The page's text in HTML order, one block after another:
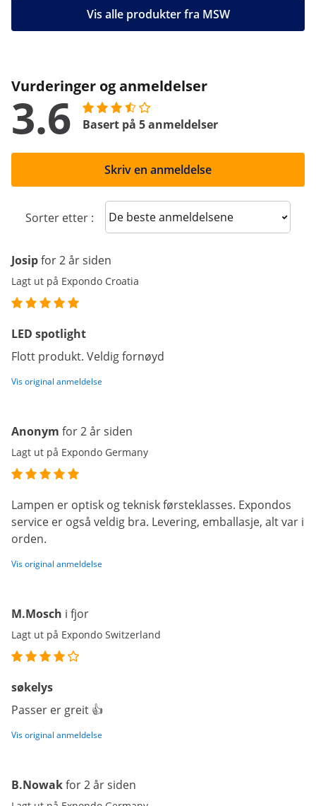
Vis alle produkter fra MSW
Vurderinger og anmeldelser
3.6 Basert på 5 anmeldelser
Skriv en anmeldelse
Sorter etter : Sort reviews
Josipfor 2 år siden
Lagt ut på Expondo Croatia
LED spotlight
Flott produkt. Veldig fornøyd
Vis original anmeldelse
Anonym for 2 år siden
Lagt ut på Expondo Germany
Lampen er optisk og teknisk førsteklasses. Expondos
service er også veldig bra. Levering, emballasje, alt var i
orden.
Vis original anmeldelse
M.Mosch i fjor
Lagt ut på Expondo Switzerland
søkelys
Passer er greit 👍
Vis original anmeldelse
B.Nowakfor 2 år siden